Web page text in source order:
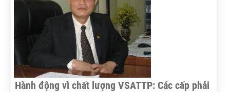
Hành động vì chất lượng VSATTP: Các cấp phải